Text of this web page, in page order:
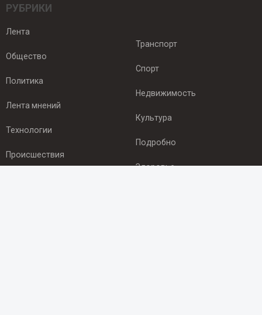
РУБРИКИ
Лента
Общество
Политика
Лента мнений
Технологии
Происшествия
Транспорт
Спорт
Недвижимость
Культура
Подробно
Здоровье